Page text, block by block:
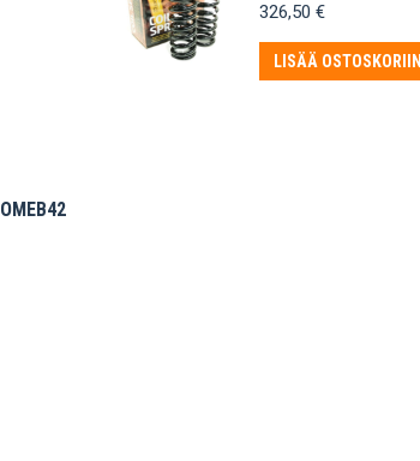
326,50 €
LISÄÄ OSTOSKORIIN